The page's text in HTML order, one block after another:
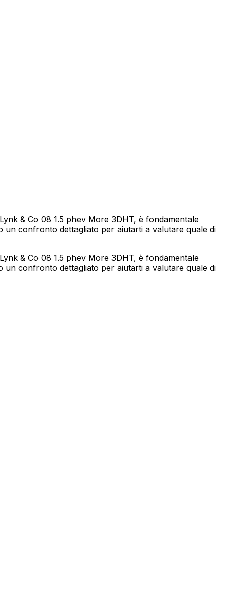
& Co 08 1.5 phev More 3DHT, è fondamentale
confronto dettagliato per aiutarti a valutare quale di
& Co 08 1.5 phev More 3DHT, è fondamentale
confronto dettagliato per aiutarti a valutare quale di